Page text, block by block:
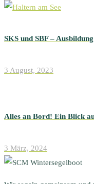
SKS und SBF – Ausbildung
3 August, 2023
Alles an Bord! Ein Blick
3 März, 2024